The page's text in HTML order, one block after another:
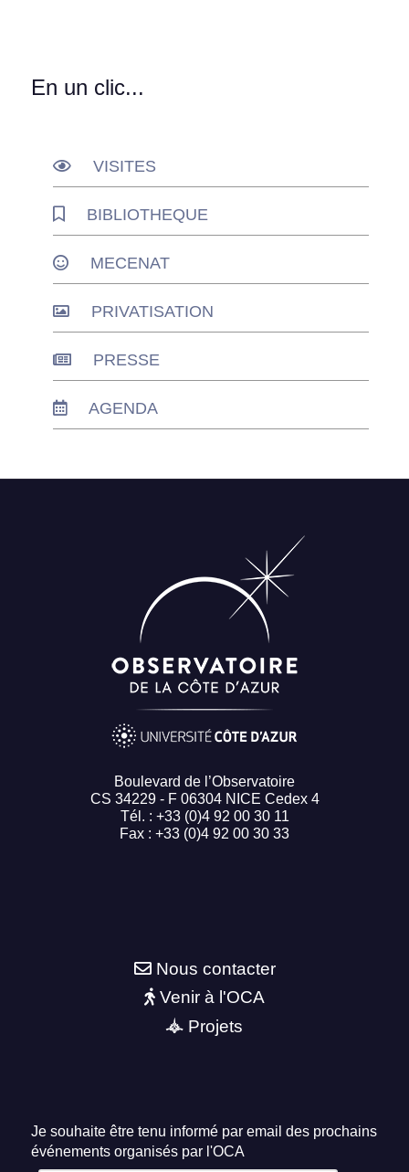
En un clic...
VISITES
BIBLIOTHEQUE
MECENAT
PRIVATISATION
PRESSE
AGENDA
Boulevard de l’Observatoire
CS 34229 - F 06304 NICE Cedex 4
Tél. : +33 (0)4 92 00 30 11
Fax : +33 (0)4 92 00 30 33
Nous contacter
Venir à l'OCA
Projets
Je souhaite être tenu informé par email des prochains
événements organisés par l'OCA